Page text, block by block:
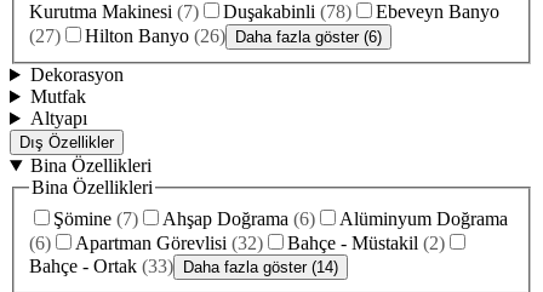
Kurutma Makinesi (7) Duşakabinli (78)
Ebeveyn Banyo
(27) Hilton Banyo (26) Daha fazla göster (6)
Dekorasyon
Mutfak
Altyapı
Dış Özellikler
Bina Özellikleri
Bina Özellikleri
Şömine (7) Ahşap Doğrama (6)
Alüminyum Doğrama
(6) Apartman Görevlisi (32) Bahçe - Müstakil (2)
Bahçe - Ortak (33) Daha fazla göster (14)